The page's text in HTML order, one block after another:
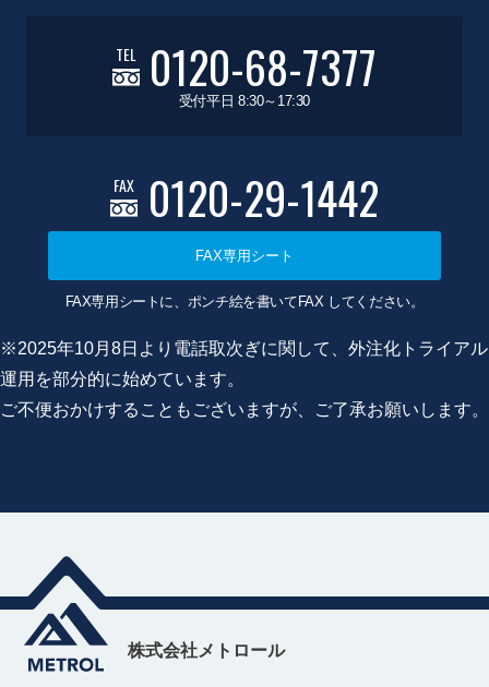
TEL 0120-68-7377
受付平日 8:30～17:30
FAX 0120-29-1442
FAX専用シート
FAX専用シートに、ポンチ絵を書いてFAX してください。
※2025年10月8日より電話取次ぎに関して、外注化トライアル
運用を部分的に始めています。
ご不便おかけすることもございますが、ご了承お願いします。
株式会社メトロール